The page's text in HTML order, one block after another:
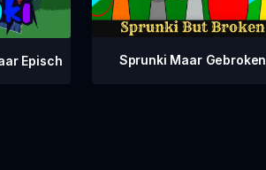
Episch Sprunki Maar Gebroken